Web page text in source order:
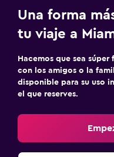
Una forma
tu viaje a
Hacemos que sea
con los amigos o la
disponible para su uso
el que reserves.